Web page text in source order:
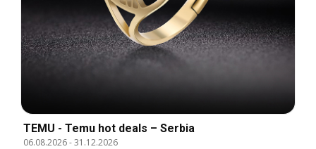
TEMU - Temu hot deals – Serbia
06.08.2026-31.12.2026